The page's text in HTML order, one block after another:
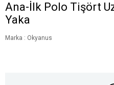
Ana-İlk Polo Tişört
Yaka
Marka : Okyanus